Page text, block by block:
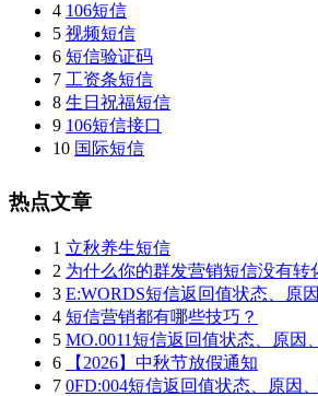
4 106短信
5 视频短信
6 短信验证码
7 工资条短信
8 生日祝福短信
9 106短信接口
10 国际短信
热点文章
1 立秋养生短信
2 为什么你的群发营销短信没有转
3 E:WORDS短信返回值状态、原
4 短信营销都有哪些技巧？
5 MO.0011短信返回值状态、原因
6
【2026】中秋节放假通知
7 0FD:004短信返回值状态、原因